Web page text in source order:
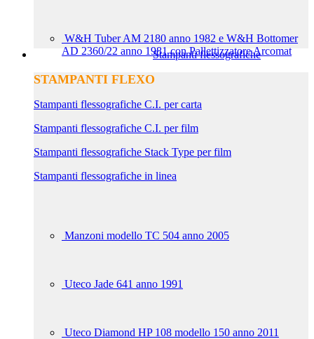
W&H Tuber AM 2180 anno 1982 e W&H Bottomer
AD 2360/22 anno 1981 con Pallettizzatore Arcomat
Stampanti flessografiche
STAMPANTI FLEXO
Stampanti flessografiche C.I. per carta
Stampanti flessografiche C.I. per film
Stampanti flessografiche Stack Type per film
Stampanti flessografiche in linea
Manzoni modello TC 504 anno 2005
Uteco Jade 641 anno 1991
Uteco Diamond HP 108 modello 150 anno 2011